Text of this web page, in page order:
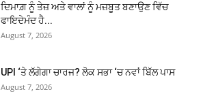
ਦਿਮਾਗ਼ ਨੂੰ ਤੇਜ਼ ਅਤੇ ਵਾਲਾਂ ਨੂੰ ਮਜ਼ਬੂਤ ਬਣਾਉਣ ਵਿੱਚ
ਫਾਇਦੇਮੰਦ ਹੈ...
August 7, 2026
UPI ‘ਤੇ ਲੱਗੇਗਾ ਚਾਰਜ? ਲੋਕ ਸਭਾ ‘ਚ ਨਵਾਂ ਬਿੱਲ ਪਾਸ
August 7, 2026